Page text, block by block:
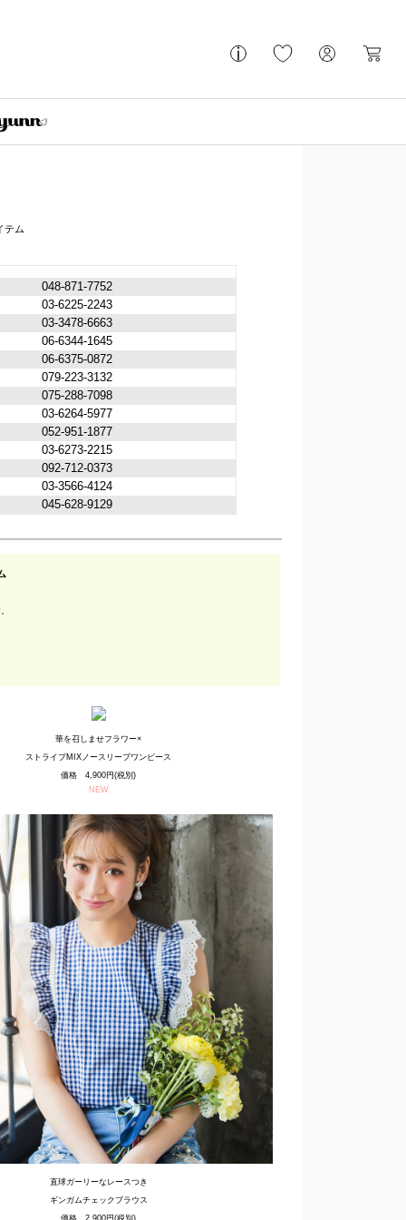
048-871-7752
03-6225-2243
03-3478-6663
06-6344-1645
06-6375-0872
079-223-3132
075-288-7098
03-6264-5977
052-951-1877
03-6273-2215
092-712-0373
03-3566-4124
045-628-9129
華を召しませフラワー×
ストライプMIXノースリーブワンピース
価格 4,900円(税別)
NEW
直球ガーリーなレースつき
ギンガムチェックブラウス
価格 2,900円(税別)